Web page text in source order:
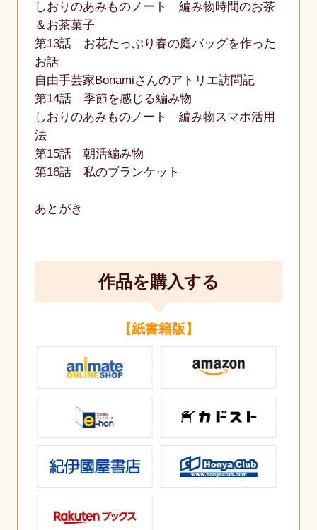
しおりのあみものノート 編み物時間のお茶
＆お茶菓子
第13話 お花たっぷり春の庭バッグを作った
お話
自由手芸家Bonamiさんのアトリエ訪問記
第14話 季節を感じる編み物
しおりのあみものノート 編み物スマホ活用
法
第15話 朝活編み物
第16話 私のブランケット
あとがき
作品を購入する
【紙書籍版】